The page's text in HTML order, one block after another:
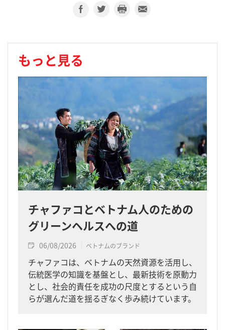
もっと見る
チャファコとベトナム人のための
グリーンヘルスへの道
06/08/2026 ベトナムのブランド
チャファコは、ベトナムの天然資源を活用し、
伝統医学の知識を基盤とし、最新技術を原動力
とし、社会的責任を成功の尺度とするという自
らが選んだ道を揺るぎなく歩み続けています。